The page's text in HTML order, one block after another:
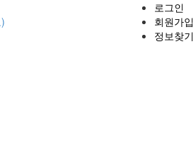
로그인
회원가입
정보찾기